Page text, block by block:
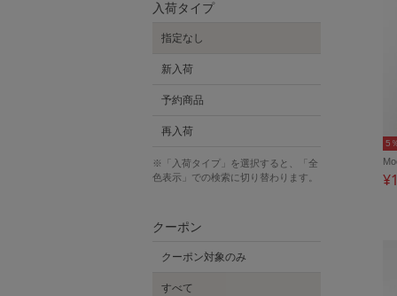
5
入荷タイプ
指定なし
新入荷
予約商品
再入荷
※「入荷タイプ」を選択すると、「全
色表示」での検索に切り替わります。
クーポン
クーポン対象のみ
すべて